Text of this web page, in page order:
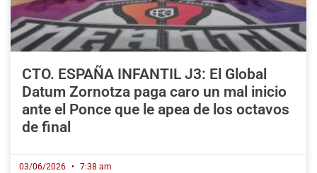
CTO. ESPAÑA INFANTIL J3: El Global
Datum Zornotza paga caro un mal inicio
ante el Ponce que le apea de los octavos
de final
03/06/2026 7:38 am